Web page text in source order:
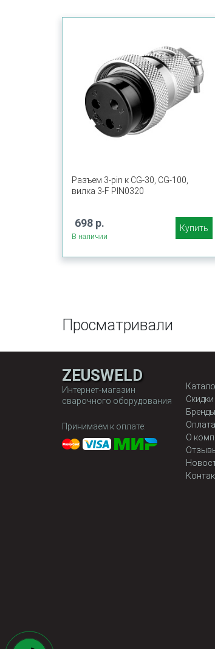
Разъем 3-pin к CG-30, CG-100,
вилка 3-F PIN0320
698 р.
В наличии
Купить
Просматривали
ZEUSWELD
Интернет-магазин
сварочного оборудования
Принимаем к оплате:
Скидки
Бренды
О